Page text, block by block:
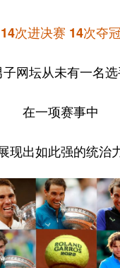
14次进决赛 14次夺
子网坛从未有一名
在一项赛事中
现出如此强的统治